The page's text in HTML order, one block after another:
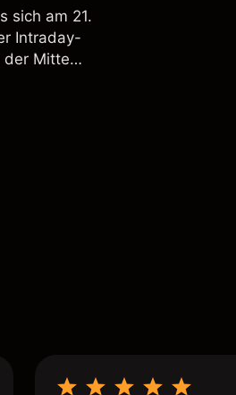
sich am 21.
Intraday-
der Mitte
0,3898 $.